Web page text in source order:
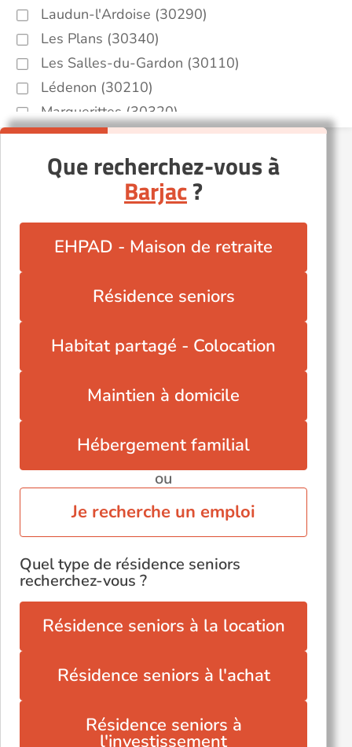
Laudun-l'Ardoise (30290)
Les Plans (30340)
Les Salles-du-Gardon (30110)
Lédenon (30210)
Marguerittes (30320)
Montdardier (30120)
Mus (30121)
Méjannes-lès-Alès (30340)
Nîmes (30000)
Saint-Gilles (30800)
Saint-Privat-des-Vieux (30340)
Que recherchez-vous à
Barjac?
EHPAD - Maison de retraite
Résidence seniors
Habitat partagé - Colocation
Maintien à domicile
Hébergement familial
ou
Je recherche un emploi
Quel type de résidence seniors
recherchez-vous ?
Résidence seniors à la location
Résidence seniors à l'achat
Résidence seniors à
l'investissement